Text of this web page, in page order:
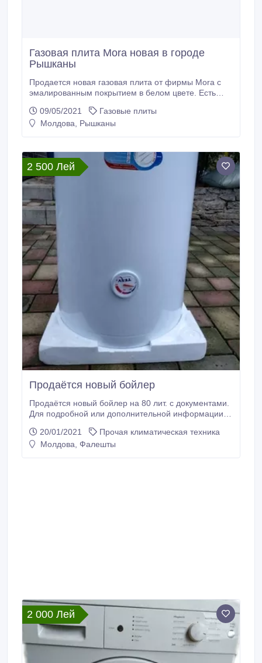
Газовая плита Mora новая в городе
Рышканы
Продается новая газовая плита от фирмы Mora с
эмалированным покрытием в белом цвете. Есть
Рышканы, тел. 069117240..
09/05/2021
Газовые плиты
Молдова, Рышканы
2 500 Лей
Продаётся новый бойлер
Продаётся новый бойлер на 80 лит. с документами.
Для подробной или дополнительной информации
20/01/2021
Прочая климатическая техника
Молдова, Фалешты
2 000 Лей